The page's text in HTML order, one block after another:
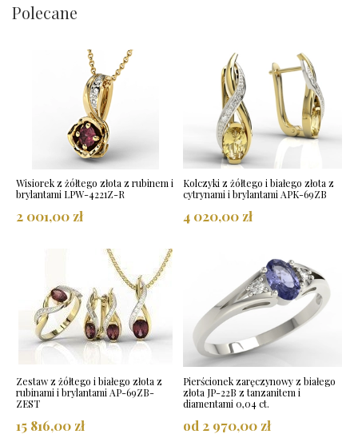
Polecane
Wisiorek z żółtego złota z rubinem i
brylantami LPW-4221Z-R
2 001,00 zł
Kolczyki z żółtego i białego złota z
cytrynami i brylantami APK-69ZB
4 020,00 zł
Zestaw z żółtego i białego złota z
rubinami i brylantami AP-69ZB-
ZEST
15 816,00 zł
Pierścionek zaręczynowy z białego
złota JP-22B z tanzanitem i
diamentami 0,04 ct.
od 2 970,00 zł